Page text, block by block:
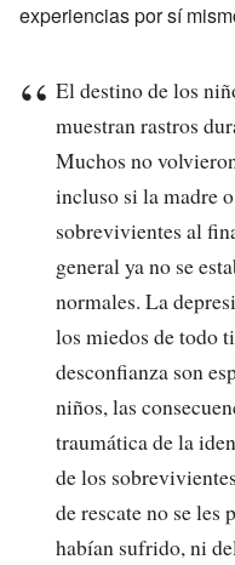
experiencias por sí
El destino de los
muestran rastros
Muchos no
incluso si la madre
sobrevivientes al
general ya no se
normales. La
los miedos de todo
desconfianza son
niños, las
traumática de la
de los
de rescate no se
habían sufrido, ni